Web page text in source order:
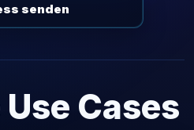
senden
Cases